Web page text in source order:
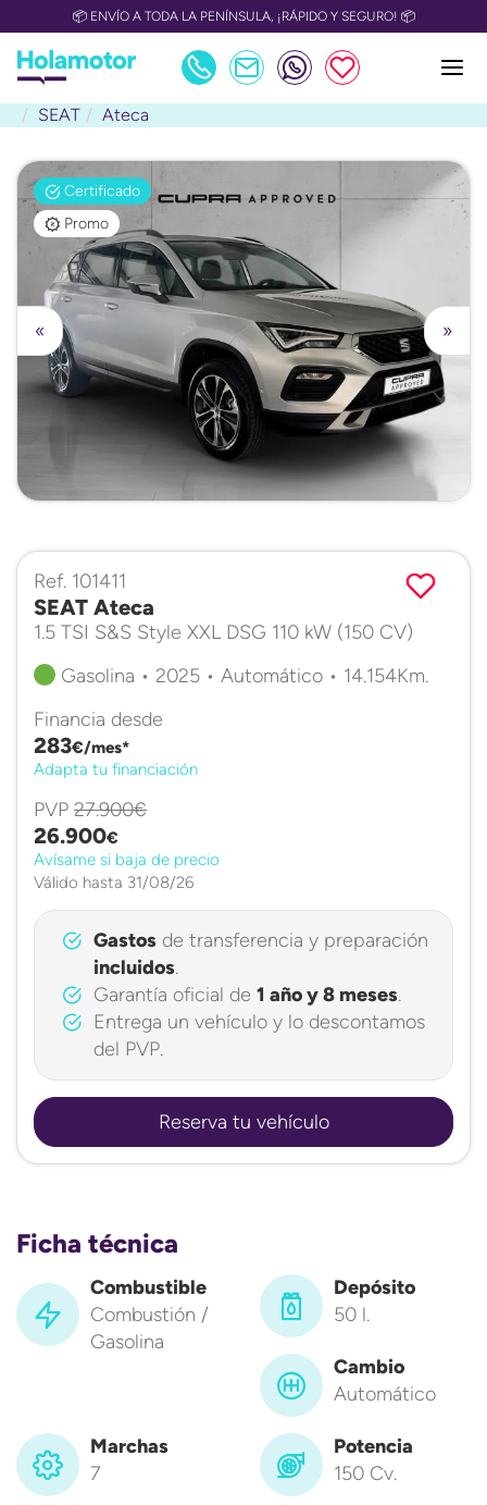
📦 ENVÍO A TODA LA PENÍNSULA, ¡RÁPIDO Y SEGURO! 📦
SEAT Ateca
Certificado
Promo
»
«
Ref. 101411
SEAT Ateca
1.5 TSI S&S Style XXL DSG 110 kW (150 CV)
Gasolina • 2025 • Automático • 14.154Km.
Financia desde
283€/mes*
Adapta tu financiación
PVP 27.900€
26.900€
Avísame si baja de precio
Válido hasta 31/08/26
Gastosde transferencia y preparación
incluidos.
Garantía oficial de 1 año y 8 meses.
Entrega un vehículo y lo descontamos
del PVP.
Reserva tu vehículo
Ficha técnica
Combustible
Combustión /
Gasolina
Depósito
50 l.
Cambio
Automático
Marchas
7
Potencia
150 Cv.